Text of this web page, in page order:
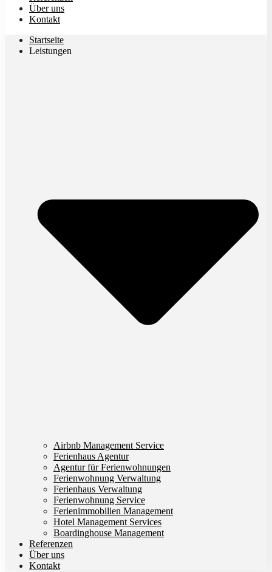
Über uns
Kontakt
Startseite
Leistungen
Airbnb Management Service
Ferienhaus Agentur
Agentur für Ferienwohnungen
Ferienwohnung Verwaltung
Ferienhaus Verwaltung
Ferienwohnung Service
Ferienimmobilien Management
Hotel Management Services
Boardinghouse Management
Referenzen
Über uns
Kontakt